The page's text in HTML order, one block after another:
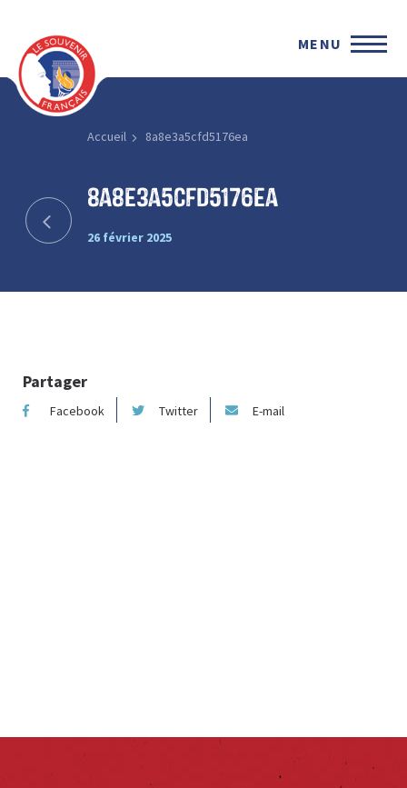
MENU
Accueil 8a8e3a5cfd5176ea
8a8e3a5cfd5176ea
26 février 2025
Partager
Facebook Twitter E-mail